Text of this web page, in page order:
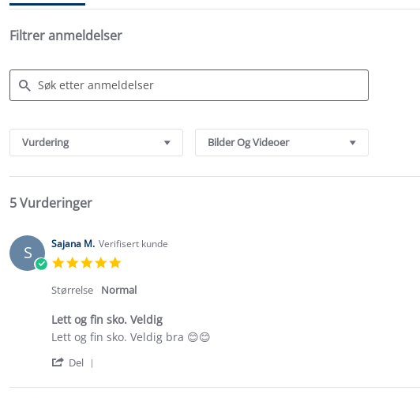
Filtrer anmeldelser
Reviews
Vurdering Bilder Og Videoer
5 Vurderinger
S Sajana M. Verifisert kunde
rating
Størrelse Normal
Lett og fin sko. Veldig
Review
Sajana
on
review
Lett
fin
Lett og fin sko. Veldig bra 😊😊
Del
Review